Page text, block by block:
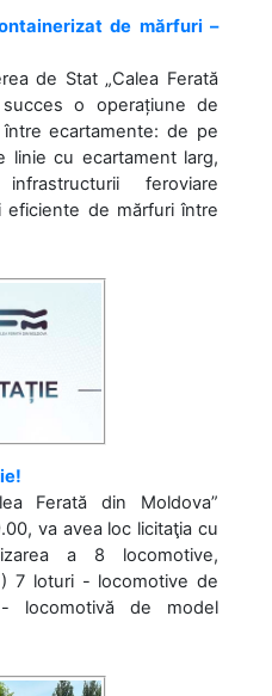
de mărfuri –
de Stat „Calea Ferată
o operațiune de
ecartamente: de pe
linie cu ecartament larg,
feroviare
eficiente de mărfuri între
Ferată din Moldova”
va avea loc licitaţia cu
a 8 locomotive,
7 loturi - locomotive de
de model